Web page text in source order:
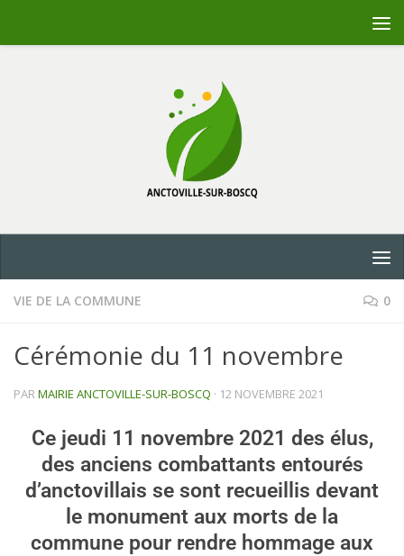
VIE DE LA COMMUNE 0
Cérémonie du 11 novembre
PARMAIRIE ANCTOVILLE-SUR-BOSCQ · 12 NOVEMBRE 2021
Ce jeudi 11 novembre 2021 des élus,
des anciens combattants entourés
d’anctovillais se sont recueillis devant
le monument aux morts de la
commune pour rendre hommage aux